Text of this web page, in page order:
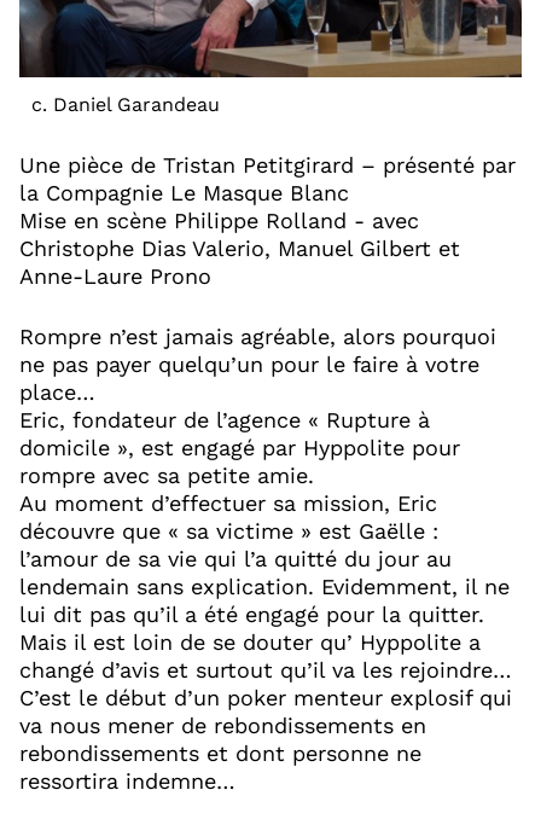
c. Daniel Garandeau
Une pièce de Tristan Petitgirard – présenté par
la Compagnie Le Masque Blanc
Mise en scène Philippe Rolland - avec
Christophe Dias Valerio, Manuel Gilbert et
Anne-Laure Prono
Rompre n’est jamais agréable, alors pourquoi
ne pas payer quelqu’un pour le faire à votre
place…
Eric, fondateur de l’agence « Rupture à
domicile », est engagé par Hyppolite pour
rompre avec sa petite amie.
Au moment d’effectuer sa mission, Eric
découvre que « sa victime » est Gaëlle :
l’amour de sa vie qui l’a quitté du jour au
lendemain sans explication. Evidemment, il ne
lui dit pas qu’il a été engagé pour la quitter.
Mais il est loin de se douter qu’ Hyppolite a
changé d’avis et surtout qu’il va les rejoindre…
C’est le début d’un poker menteur explosif qui
va nous mener de rebondissements en
rebondissements et dont personne ne
ressortira indemne…